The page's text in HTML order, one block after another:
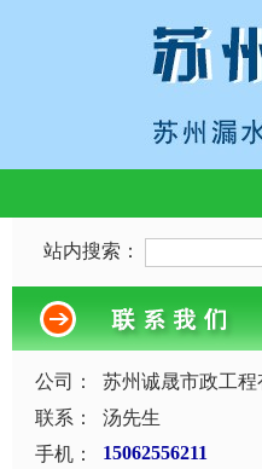
站内搜索：
公司：
苏州诚晟市政工程
联系：
汤先生
手机：
15062556211